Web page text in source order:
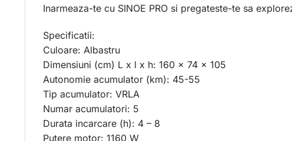
Inarmeaza-te cu SINOE PRO si pregateste-te sa
Specificatii:
Culoare: Albastru
Dimensiuni (cm) L x l x h: 160 x 74 x 105
Autonomie acumulator (km): 45-55
Tip acumulator: VRLA
Numar acumulatori: 5
Durata incarcare (h): 4 – 8
Putere motor: 1160 W